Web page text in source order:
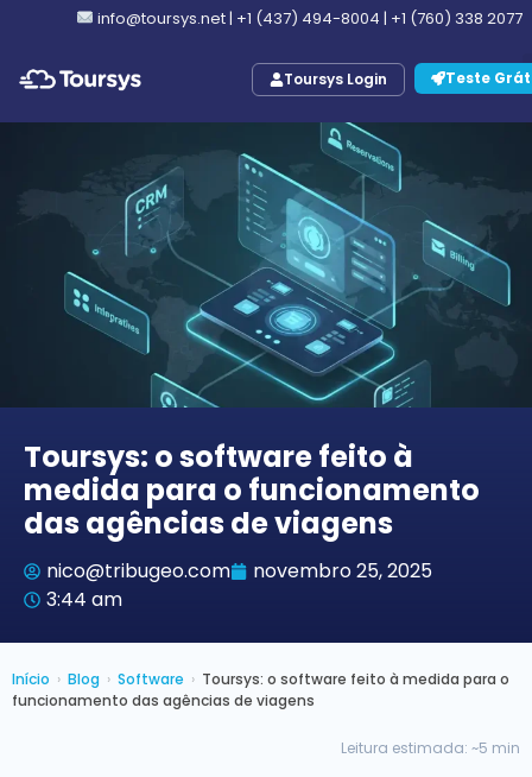
info@toursys.net| +1 (437) 494-8004 | +1 (760) 338 2077
Toursys Login Teste
Toursys: o software feito à
medida para o funcionamento
das agências de viagens
nico@tribugeo.com
novembro 25, 2025
3:44 am
Início › Blog › Software › Toursys: o software feito à medida para o
funcionamento das agências de viagens
Leitura estimada: ~5 min